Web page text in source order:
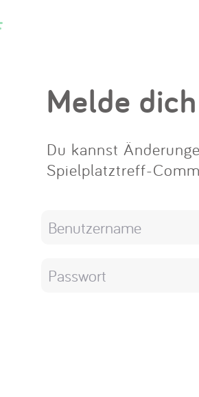
Melde
Du kannst
Spielplatztreff-